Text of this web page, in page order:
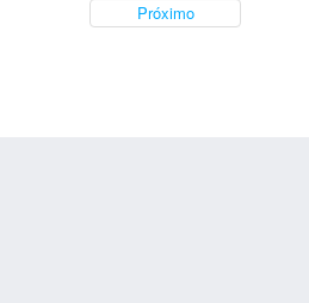
Próximo